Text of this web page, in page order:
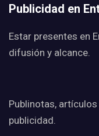
Publicidad en
Estar presentes en
difusión y alcance.
Publinotas,
publicidad.